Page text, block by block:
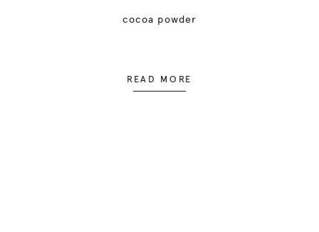
cocoa powder
READ MORE